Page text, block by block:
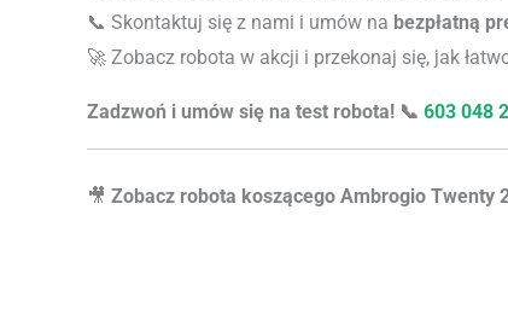
📞 Skontaktuj się z nami i umów na bezpłatną
🚀 Zobacz robota w akcji i przekonaj się, jak
Zadzwoń i umów się na test robota! 📞 603 048
🎥 Zobacz robota koszącego Ambrogio Twenty